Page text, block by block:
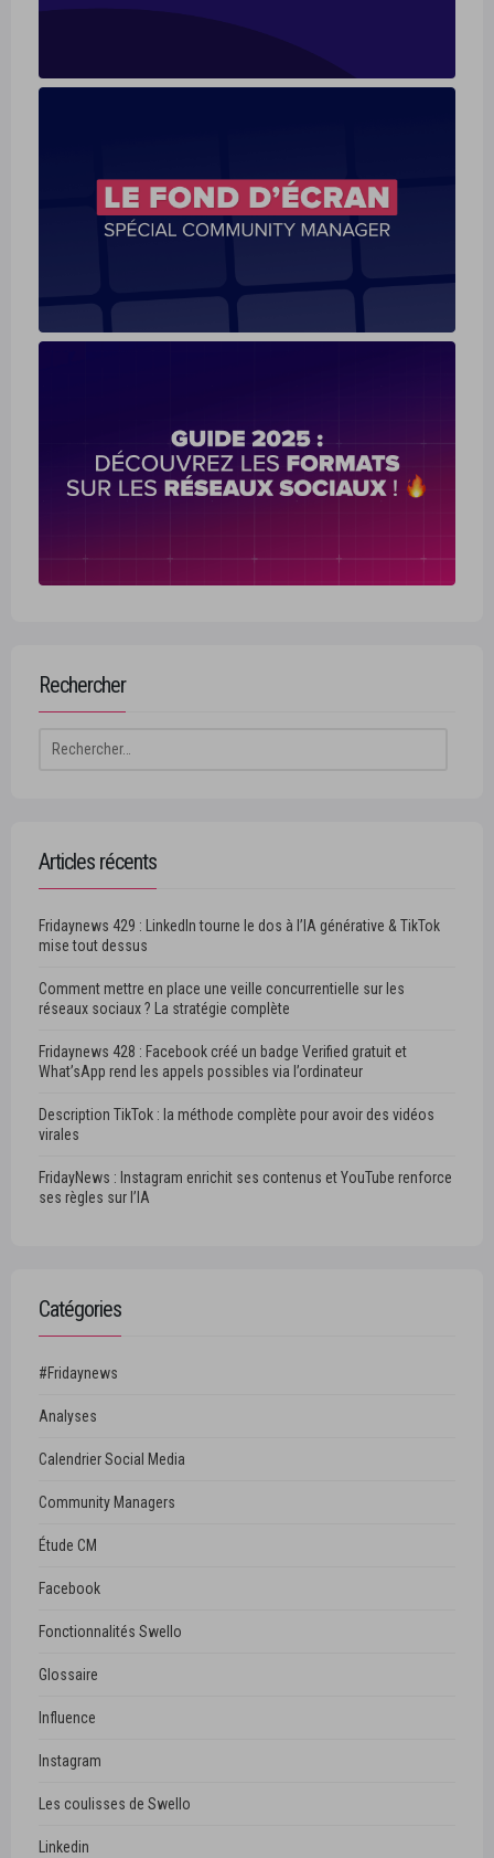
Rechercher
Rechercher :
Articles récents
Fridaynews 429 : LinkedIn tourne le dos à l’IA générative & TikTok
mise tout dessus
Comment mettre en place une veille concurrentielle sur les
réseaux sociaux ? La stratégie complète
Fridaynews 428 : Facebook créé un badge Verified gratuit et
What’sApp rend les appels possibles via l’ordinateur
Description TikTok : la méthode complète pour avoir des vidéos
virales
FridayNews : Instagram enrichit ses contenus et YouTube renforce
ses règles sur l’IA
Catégories
#Fridaynews
Analyses
Calendrier Social Media
Community Managers
Étude CM
Facebook
Fonctionnalités Swello
Glossaire
Influence
Instagram
Les coulisses de Swello
Linkedin